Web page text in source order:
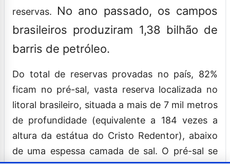
reservas. No ano passado, os campos
brasileiros produziram 1,38 bilhão de
barris de petróleo.
Do total de reservas provadas no país, 82%
ficam no pré-sal, vasta reserva localizada no
litoral brasileiro, situada a mais de 7 mil metros
de profundidade (equivalente a 184 vezes a
altura da estátua do Cristo Redentor), abaixo
de uma espessa camada de sal. O pré-sal se